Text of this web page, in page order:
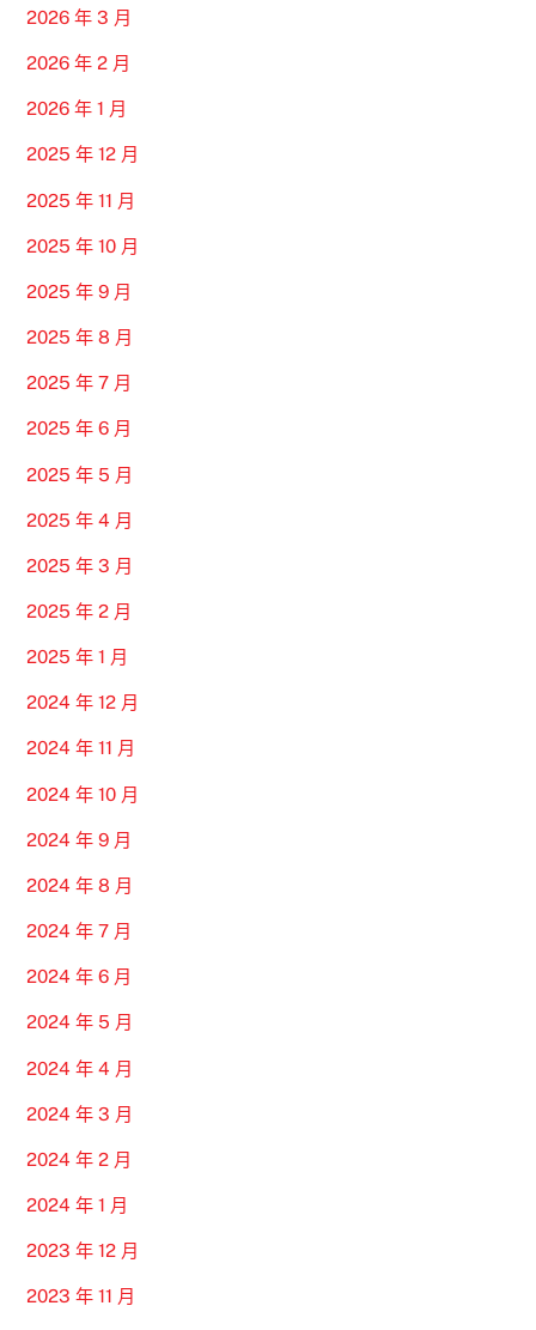
2026 年 3 月
2026 年 2 月
2026 年 1 月
2025 年 12 月
2025 年 11 月
2025 年 10 月
2025 年 9 月
2025 年 8 月
2025 年 7 月
2025 年 6 月
2025 年 5 月
2025 年 4 月
2025 年 3 月
2025 年 2 月
2025 年 1 月
2024 年 12 月
2024 年 11 月
2024 年 10 月
2024 年 9 月
2024 年 8 月
2024 年 7 月
2024 年 6 月
2024 年 5 月
2024 年 4 月
2024 年 3 月
2024 年 2 月
2024 年 1 月
2023 年 12 月
2023 年 11 月